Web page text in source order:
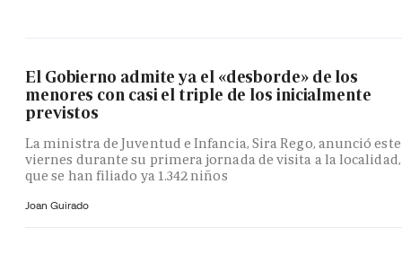
El Gobierno admite ya el «desborde» de los
menores con casi el triple de los inicialmente
previstos
La ministra de Juventud e Infancia, Sira Rego, anunció este
viernes durante su primera jornada de visita a la localidad,
que se han filiado ya 1.342 niños
Joan Guirado